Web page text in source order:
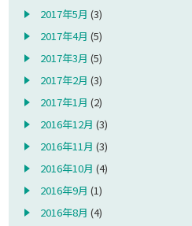
2017年5月 (3)
2017年4月 (5)
2017年3月 (5)
2017年2月 (3)
2017年1月 (2)
2016年12月 (3)
2016年11月 (3)
2016年10月 (4)
2016年9月 (1)
2016年8月 (4)